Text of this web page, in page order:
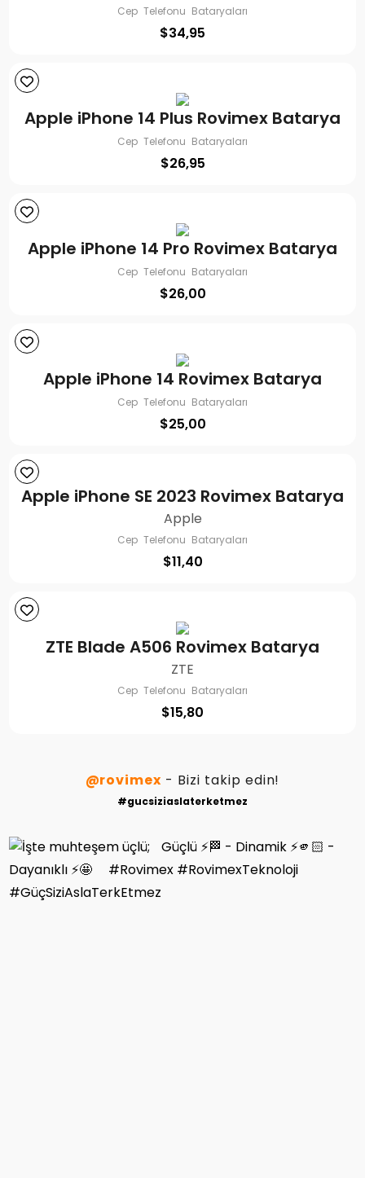
Cep Telefonu Bataryaları
$34,95
Apple iPhone 14 Plus Rovimex Batarya
Cep Telefonu Bataryaları
$26,95
Apple iPhone 14 Pro Rovimex Batarya
Cep Telefonu Bataryaları
$26,00
Apple iPhone 14 Rovimex Batarya
Cep Telefonu Bataryaları
$25,00
Apple iPhone SE 2023 Rovimex Batarya
Apple
Cep Telefonu Bataryaları
$11,40
ZTE Blade A506 Rovimex Batarya
ZTE
Cep Telefonu Bataryaları
$15,80
@rovimex - Bizi takip edin!
#gucsiziaslaterketmez